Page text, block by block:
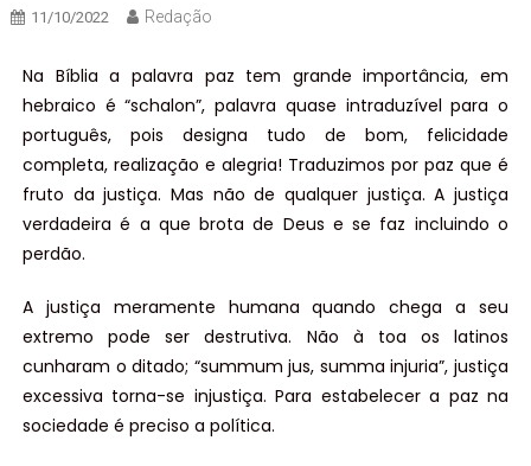
11/10/2022 Redação
Na Bíblia a palavra paz tem grande importância, em
hebraico é “schalon”, palavra quase intraduzível para o
português, pois designa tudo de bom, felicidade
completa, realização e alegria! Traduzimos por paz que é
fruto da justiça. Mas não de qualquer justiça. A justiça
verdadeira é a que brota de Deus e se faz incluindo o
perdão.
A justiça meramente humana quando chega a seu
extremo pode ser destrutiva. Não à toa os latinos
cunharam o ditado; “summum jus, summa injuria”, justiça
excessiva torna-se injustiça. Para estabelecer a paz na
sociedade é preciso a política.